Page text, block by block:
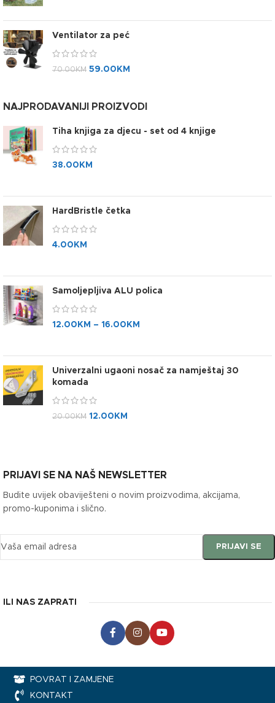
Ventilator za peć
70.00KM 59.00 KM
NAJPRODAVANIJI PROIZVODI
Tiha knjiga za djecu - set od 4 knjige
38.00 KM
HardBristle četka
4.00 KM
Samoljepljiva ALU polica
12.00 KM – 16.00 KM
Univerzalni ugaoni nosač za namještaj 30
komada
20.00KM 12.00 KM
PRIJAVI SE NA NAŠ NEWSLETTER
Budite uvijek obaviješteni o novim proizvodima, akcijama,
promo-kuponima i slično.
ILI NAS ZAPRATI
POVRAT I ZAMJENE
KONTAKT